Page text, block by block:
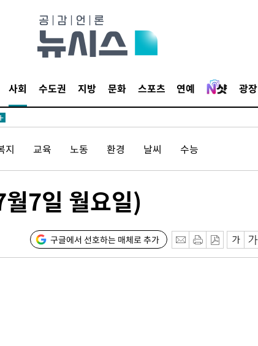
사회 수도권 지방 문화 스포츠 연예 광장
지 교육 노동 환경 날씨 수능
7일 월요일)
구글에서 선호하는 매체로 추가